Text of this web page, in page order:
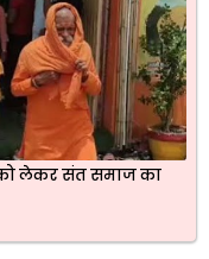
को लेकर संत समाज का